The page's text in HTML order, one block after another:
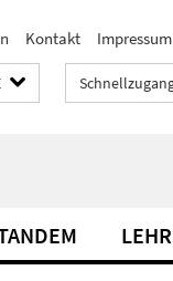
Kontakt Impressum